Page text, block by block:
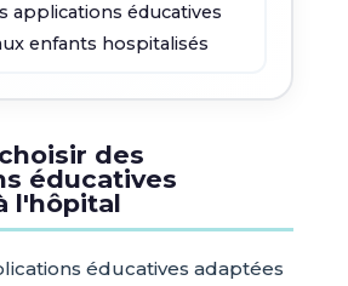
applications éducatives
enfants hospitalisés
des
éducatives
l'hôpital
éducatives adaptées